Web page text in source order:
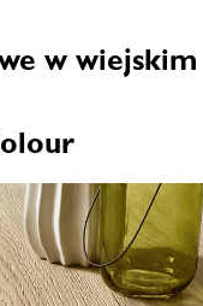
w wiejskim